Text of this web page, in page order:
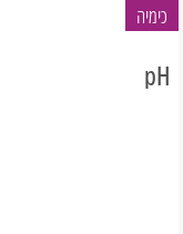
כימיה
pH